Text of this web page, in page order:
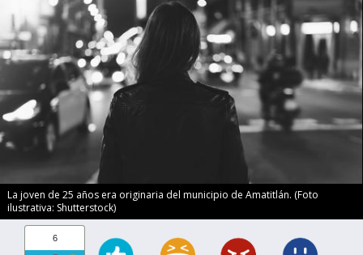
La joven de 25 años era originaria del municipio de Amatitlán. (Foto
ilustrativa: Shutterstock)
6